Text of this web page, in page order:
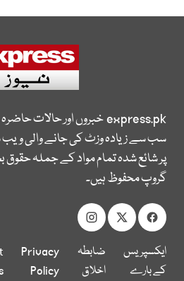
express.pkخبروں اور حالات
سب سے زیادہ وزٹ کی جانے والی
پر شائع شدہ تمام مواد کے جملہ
گروپ محفوظ ہیں۔
ایکسپریس
کے بارے
ضابطہ
اخلاق
Privacy
Policy